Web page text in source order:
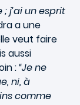
j’ai un esprit
a une
veut faire
aussi
:“Je ne
ni, à
comme